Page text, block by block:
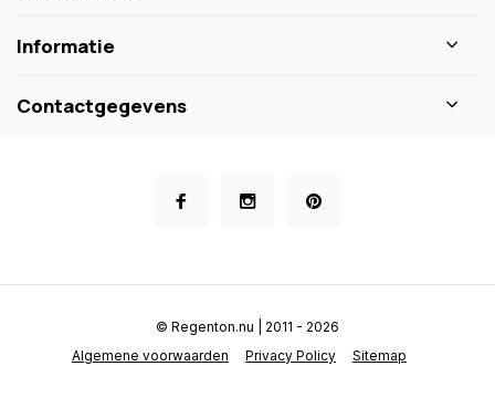
Informatie
Contactgegevens
Algemene voorwaarden Privacy Policy Sitemap
© Regenton.nu | 2011 - 2026